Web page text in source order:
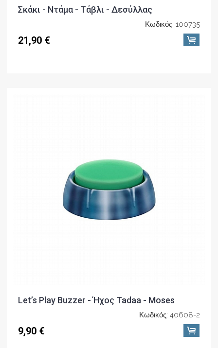
Σκάκι - Ντάμα - Τάβλι - Δεσύλλας
Κωδικός: 100735
21,90 €
Let’s Play Buzzer - Ήχος Tadaa - Moses
Κωδικός: 40608-2
9,90 €